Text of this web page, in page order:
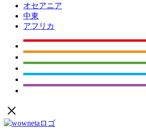
オセアニア
中東
アフリカ